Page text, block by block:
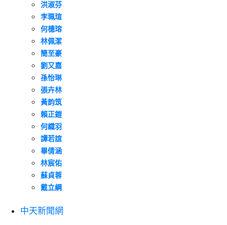
洪淑芬
李珮瑄
何橞瑢
林佩潔
簡至豪
劉又嘉
孫怡琳
張卉林
黃韵筑
賴正鎧
何織羽
譚若誼
畢倩涵
林宸佑
蘇貞蓉
戴立綱
中天新聞網